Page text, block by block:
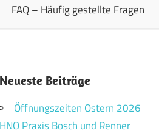
FAQ – Häufig gestellte Fragen
Neueste Beiträge
Öffnungszeiten Ostern 2026
HNO Praxis Bosch und Renner